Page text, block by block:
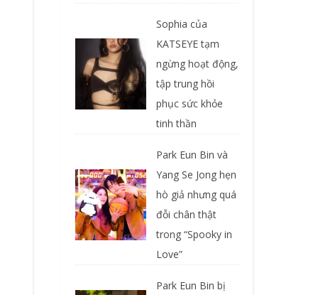
Sophia của
KATSEYE tạm
ngừng hoạt động,
tập trung hồi
phục sức khỏe
tinh thần
Park Eun Bin và
Yang Se Jong hẹn
hò giả nhưng quá
đỗi chân thật
trong “Spooky in
Love”
Park Eun Bin bị